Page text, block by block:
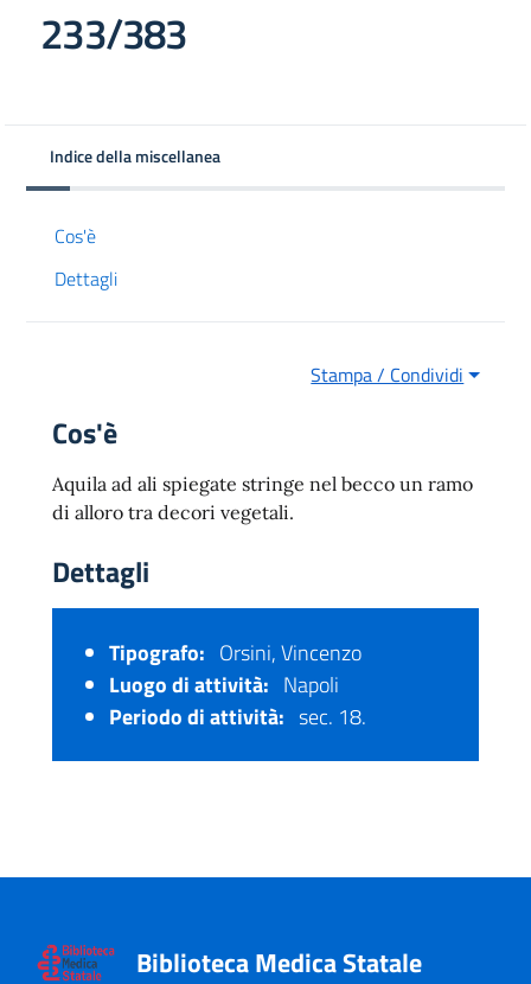
233/383
Indice della miscellanea
Cos'è
Dettagli
Stampa / Condividi
Cos'è
Aquila ad ali spiegate stringe nel becco un ramo
di alloro tra decori vegetali.
Dettagli
Tipografo: Orsini, Vincenzo
Luogo di attività: Napoli
Periodo di attività: sec. 18.
Biblioteca Medica Statale